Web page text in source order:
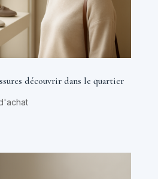
découvrir dans le quartier